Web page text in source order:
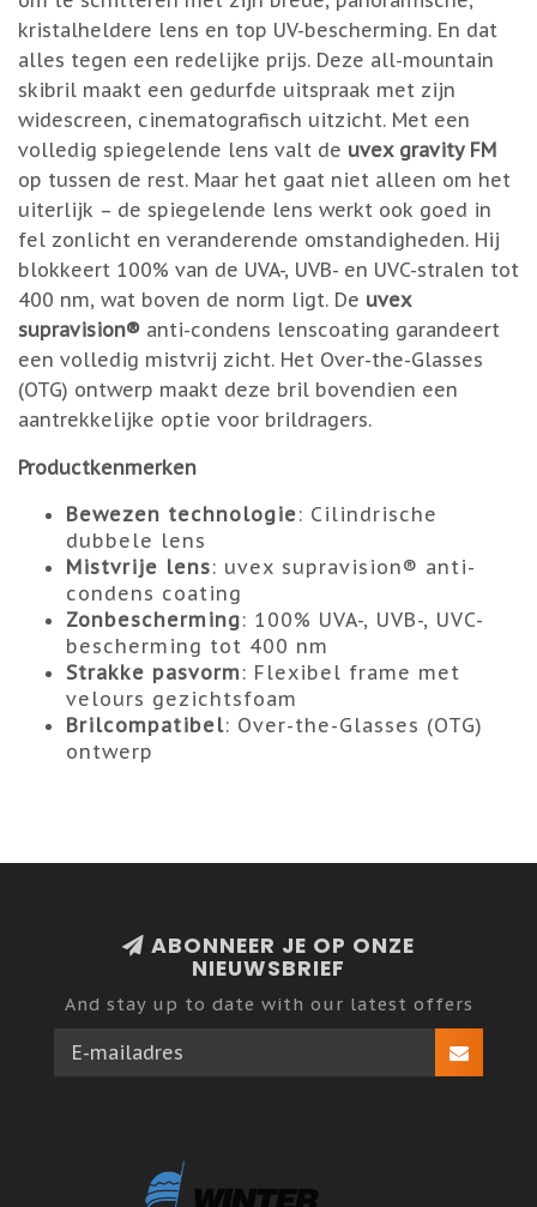
kristalheldere lens en top UV-bescherming. En dat
alles tegen een redelijke prijs. Deze all-mountain
skibril maakt een gedurfde uitspraak met zijn
widescreen, cinematografisch uitzicht. Met een
volledig spiegelende lens valt de uvex gravity FM
op tussen de rest. Maar het gaat niet alleen om het
uiterlijk – de spiegelende lens werkt ook goed in
fel zonlicht en veranderende omstandigheden. Hij
blokkeert 100% van de UVA-, UVB- en UVC-stralen tot
400 nm, wat boven de norm ligt. De uvex
supravision® anti-condens lenscoating garandeert
een volledig mistvrij zicht. Het Over-the-Glasses
(OTG) ontwerp maakt deze bril bovendien een
aantrekkelijke optie voor brildragers.
Productkenmerken
Bewezen technologie: Cilindrische
dubbele lens
Mistvrije lens: uvex supravision® anti-
condens coating
Zonbescherming: 100% UVA-, UVB-, UVC-
bescherming tot 400 nm
Strakke pasvorm : Flexibel frame met
velours gezichtsfoam
Brilcompatibel: Over-the-Glasses (OTG)
ontwerp
ABONNEER JE OP ONZE
NIEUWSBRIEF
And stay up to date with our latest offers